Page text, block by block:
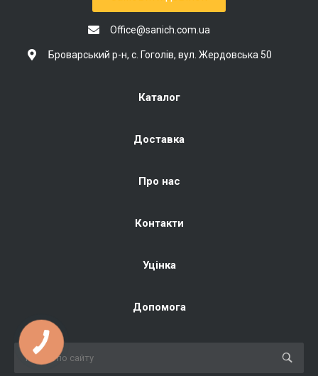
Office@sanich.com.ua
Броварський р-н, с. Гоголів, вул. Жердовська 50
Каталог
Доставка
Про нас
Контакти
Уцінка
Допомога